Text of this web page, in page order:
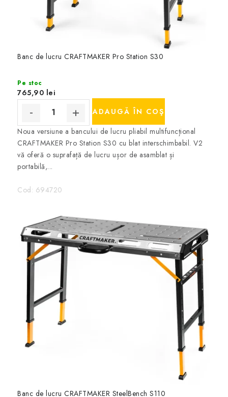
Banc de lucru CRAFTMAKER Pro Station S30
Pe stoc
765,90 lei
ADAUGĂ ÎN COŞ
Noua versiune a bancului de lucru pliabil multifuncțional
CRAFTMAKER Pro Station S30 cu blat interschimbabil. V2
vă oferă o suprafață de lucru ușor de asamblat și
portabilă,...
Cod: 694720
Banc de lucru CRAFTMAKER SteelBench S110